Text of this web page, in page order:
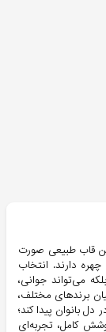
قاب طبیعی صورت
دارند. انتخاب
می‌تواند جوانی،
برندهای مختلف،
بانوان پیدا کند؛
کامل، تجربه‌ای